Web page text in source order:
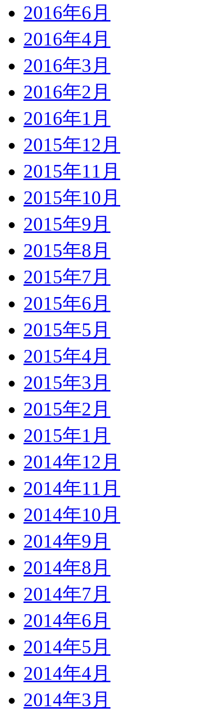
2016年6月
2016年4月
2016年3月
2016年2月
2016年1月
2015年12月
2015年11月
2015年10月
2015年9月
2015年8月
2015年7月
2015年6月
2015年5月
2015年4月
2015年3月
2015年2月
2015年1月
2014年12月
2014年11月
2014年10月
2014年9月
2014年8月
2014年7月
2014年6月
2014年5月
2014年4月
2014年3月